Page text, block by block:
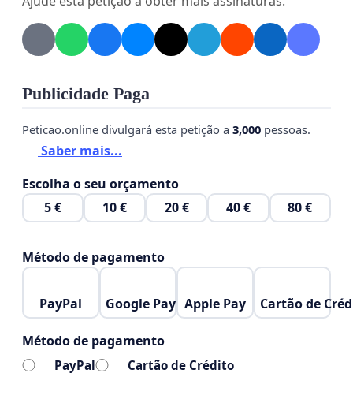
Por isso, nós, fãs do Mrbeast e do Duio Botta,
criamos essa petição online para pedir que o
Duio Botta volte a dublar o Mrbeast.
Assine essa petição e compartilhe com os seus
amigos, para que possamos fazer a nossa voz
chegar até o Mrbeast, e mostrar a potencia dos fãs
brasileiros, que os admiram e os querem juntos
Obrigado pela sua atenção e pela sua
Publicidade Paga
Peticao.online divulgará esta petição a 3,000 pessoas.
Saber mais...
Escolha o seu orçamento
5 €
10 € 20 € 40 € 80 €
Método de pagamento
PayPal Google Pay Apple Pay Cartão de
Método de pagamento
PayPal Cartão de Crédito